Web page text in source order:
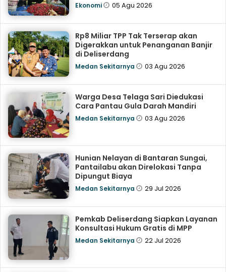
Ekonomi 05 Agu 2026
Rp8 Miliar TPP Tak Terserap akan
Digerakkan untuk Penanganan Banjir
di Deliserdang
Medan Sekitarnya 03 Agu 2026
Warga Desa Telaga Sari Diedukasi
Cara Pantau Gula Darah Mandiri
Medan Sekitarnya 03 Agu 2026
Hunian Nelayan di Bantaran Sungai,
Pantailabu akan Direlokasi Tanpa
Dipungut Biaya
Medan Sekitarnya 29 Jul 2026
Pemkab Deliserdang Siapkan Layanan
Konsultasi Hukum Gratis di MPP
Medan Sekitarnya 22 Jul 2026